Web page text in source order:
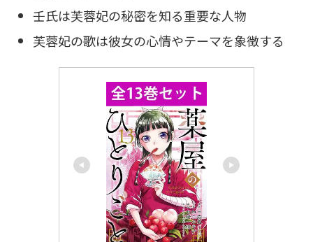
壬氏は芙蓉妃の秘密を知る重要な人物
芙蓉妃の歌は彼女の心情やテーマを象徴する